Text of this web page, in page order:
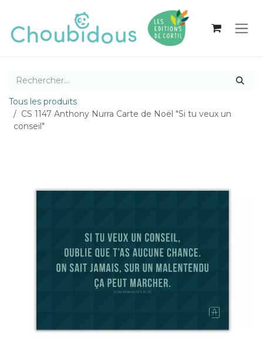
Tous les produits
CS 1147 Anthony Nurra Carte de Noël "Si tu veux un
conseil"